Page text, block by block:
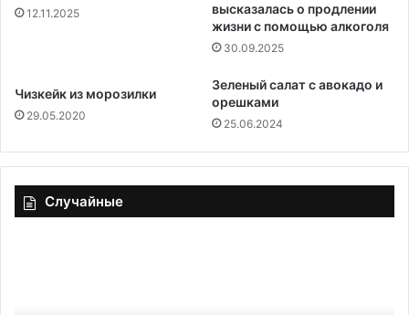
12.11.2025
высказалась о продлении
жизни с помощью алкоголя
30.09.2025
Чизкейк из морозилки
29.05.2020
Зеленый салат с авокадо и
орешками
25.06.2024
Случайные